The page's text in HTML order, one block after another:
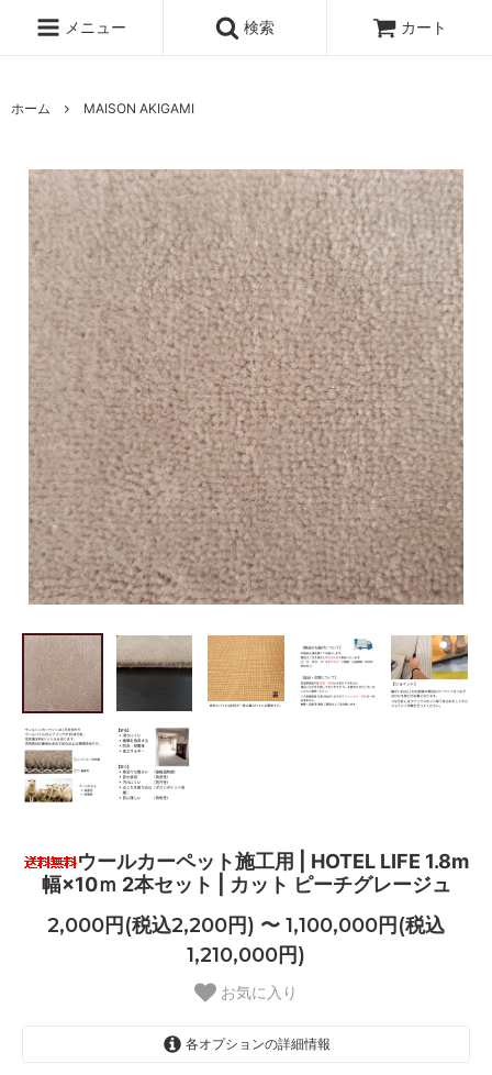
メニュー 検索 カート
ホーム MAISON AKIGAMI
ウールカーペット施工用 | HOTEL LIFE 1.8m
幅×10ｍ 2本セット | カット ピーチグレージュ
2,000円(税込2,200円) 〜 1,100,000円(税込
1,210,000円)
お気に入り
各オプションの詳細情報